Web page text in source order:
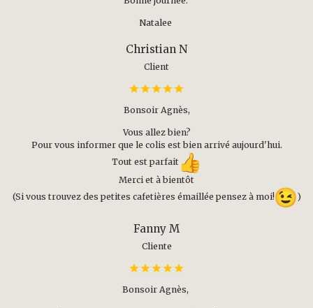
Natalee
Christian N
Client
Bonsoir Agnès,
Vous allez bien?
Pour vous informer que le colis est bien arrivé aujourd'hui.
Tout est parfait
Merci et à bientôt
(Si vous trouvez des petites cafetières émaillée pensez à moi!
)
Fanny M
Cliente
Bonsoir Agnès,